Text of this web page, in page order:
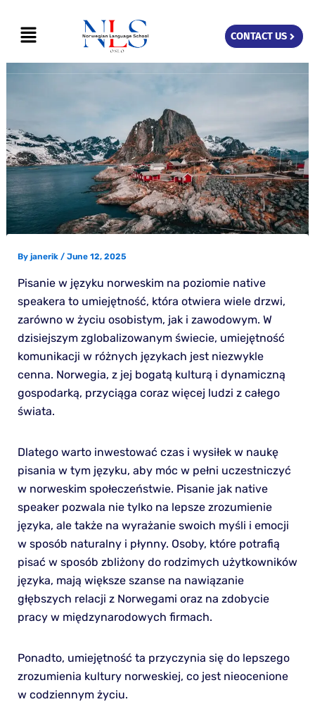
content
Menu CONTACT US
By janerik / June 12, 2025
Pisanie w języku norweskim na poziomie native
speakera to umiejętność, która otwiera wiele drzwi,
zarówno w życiu osobistym, jak i zawodowym. W
dzisiejszym zglobalizowanym świecie, umiejętność
komunikacji w różnych językach jest niezwykle
cenna. Norwegia, z jej bogatą kulturą i dynamiczną
gospodarką, przyciąga coraz więcej ludzi z całego
świata.
Dlatego warto inwestować czas i wysiłek w naukę
pisania w tym języku, aby móc w pełni uczestniczyć
w norweskim społeczeństwie. Pisanie jak native
speaker pozwala nie tylko na lepsze zrozumienie
języka, ale także na wyrażanie swoich myśli i emocji
w sposób naturalny i płynny. Osoby, które potrafią
pisać w sposób zbliżony do rodzimych użytkowników
języka, mają większe szanse na nawiązanie
głębszych relacji z Norwegami oraz na zdobycie
pracy w międzynarodowych firmach.
Ponadto, umiejętność ta przyczynia się do lepszego
zrozumienia kultury norweskiej, co jest nieocenione
w codziennym życiu.